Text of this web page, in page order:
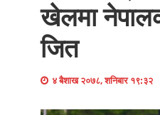
खेलमा
जित
४ बैशाख २०७८, शनिबार १९:३२